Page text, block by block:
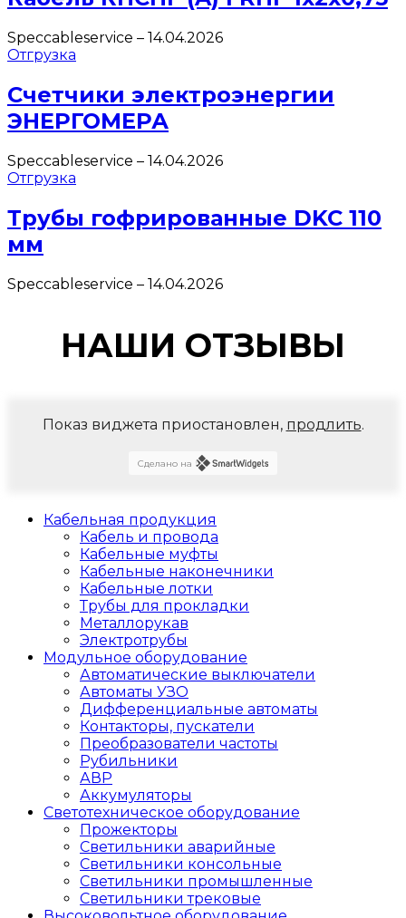
Speccableservice – 14.04.2026
Отгрузка
Счетчики электроэнергии
ЭНЕРГОМЕРА
Speccableservice – 14.04.2026
Отгрузка
Трубы гофрированные DKC 110
мм
Speccableservice – 14.04.2026
НАШИ ОТЗЫВЫ
Показ виджета приостановлен, продлить.
Сделано на
Кабельная продукция
Кабель и провода
Кабельные муфты
Кабельные наконечники
Кабельные лотки
Трубы для прокладки
Металлорукав
Электротрубы
Модульное оборудование
Автоматические выключатели
Автоматы УЗО
Дифференциальные автоматы
Контакторы, пускатели
Преобразователи частоты
Рубильники
АВР
Аккумуляторы
Светотехническое оборудование
Прожекторы
Светильники аварийные
Светильники консольные
Светильники промышленные
Светильники трековые